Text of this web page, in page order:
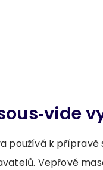
používá k
Vepřové